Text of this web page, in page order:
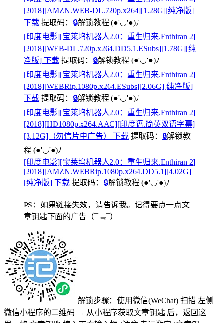
[2018][AMZN.WEB-DL.720p.x264][1.28G][纯净版]
下载 提取码： 🔒解锁教程 (●'◡'●)ﾉ
[印度电影][宝莱坞机器人2.0：重生归来.Enthiran 2]
[2018][WEB-DL.720p.x264.DD5.1.ESubs][1.78G][纯
净版] 下载 提取码： 🔒解锁教程 (●'◡'●)ﾉ
[印度电影][宝莱坞机器人2.0：重生归来.Enthiran 2]
[2018][WEBRip.1080p.x264.ESubs][2.06G][纯净版]
下载 提取码： 🔒解锁教程 (●'◡'●)ﾉ
[印度电影][宝莱坞机器人2.0：重生归来.Enthiran 2]
[2018][HD1080p.x264.AAC][印度语.简英双语字幕]
[3.12G]（勿信片中广告） 下载 提取码： 🔒解锁教
程 (●'◡'●)ﾉ
[印度电影][宝莱坞机器人2.0：重生归来.Enthiran 2]
[2018][AMZN.WEBRip.1080p.x264.DD5.1][4.02G]
[纯净版] 下载 提取码： 🔒解锁教程 (●'◡'●)ﾉ
PS：如果链接失效，请告诉我。记得要点一点文
章钥匙下面的广告 （¯﹃¯）
解锁步骤：使用微信(WeChat) 扫描 左侧
微信小程序的二维码 → 从小程序获取文章钥匙 后，返回这